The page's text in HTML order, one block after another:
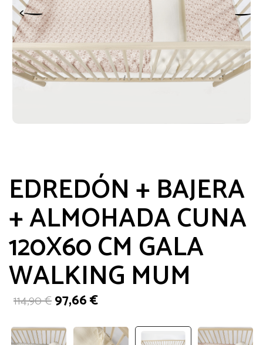
EDREDÓN + BAJERA
+ ALMOHADA CUNA
120X60 CM GALA
WALKING MUM
114,90€El
precio
era:
114,90 €.
97,66€Elprecio
es:
97,66 €.